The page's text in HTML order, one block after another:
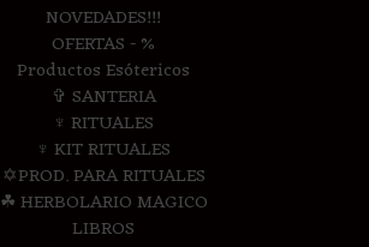
NOVEDADES!!!
OFERTAS - %
Productos Esótericos
✞ SANTERIA
♆ RITUALES
♆ KIT RITUALES
✡PROD. PARA RITUALES
☘ HERBOLARIO MAGICO
LIBROS